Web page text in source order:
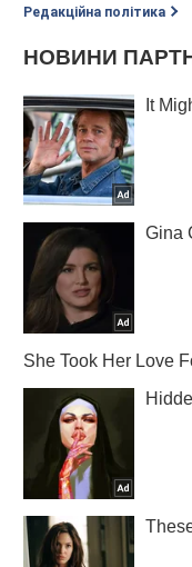
Редакційна політика